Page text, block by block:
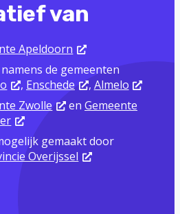
van
Apeldoorn
de gemeenten
, Enschede , Almelo
Zwolle
en Gemeente
gemaakt door
Overijssel